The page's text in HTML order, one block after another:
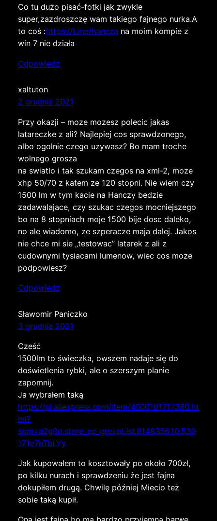
Co tu dużo pisać-fotki jak zwykle
super,zazdroszczę wam takiego fajnego nurka.A
to coś :https://t.me/hancza na moim kompie z
win 7 nie działa
Odpowiedz
xaltuton
2 grudnia 2021
Przy okazji – moze mozesz polecic jakas
latareczke z ali? Najlepiej cos sprawdzonego,
albo ogolnie czego uzywasz? Bo mam troche
wolnego grosza
na swiatlo i tak szukam czegos na xml-2, moze
xhp 50/70 z katem ze 120 stopni. Nie wiem czy
1500 lm w tym kacie na Hanczy bedzie
zadawalajace, czy szukac czegos mocniejszego
bo na 8 stopniach moje 1500 bije dosc daleko,
no ale wiadomo, ze szperacze maja dalej. Jakos
nie chce mi sie „testowac” latarek z ali z
cudownymi tysiacami lumenow, wiec cos moze
podpowiesz?
Odpowiedz
Sławomir Paniczko
3 grudnia 2021
Cześć
1500lm to świeczka, owszem nadaje się do
doświetlenia rybki, ale o szerszym planie
zapomnij.
Ja wybrałem taką
https://pl.aliexpress.com/item/4000181717380.ht
ml?
spm=a2g0o.store_pc_groupList.8148356.10.530
171e7nTbLYy
Jak kupowałem to kosztowały po około 700zł,
po kilku nurach i sprawdzeniu że jest fajna
dokupiłem drugą. Chwilę później Miecio też
sobie taką kupił.